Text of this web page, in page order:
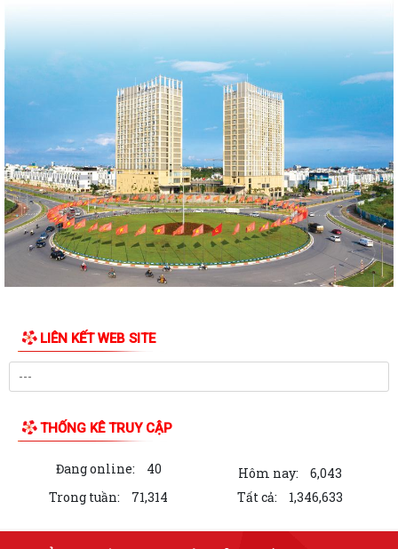
LIÊN KẾT WEB SITE
THỐNG KÊ TRUY CẬP
Đang online: 40 Hôm nay:
6,043
Trong tuần:
71,314 Tất cả: 1,346,633